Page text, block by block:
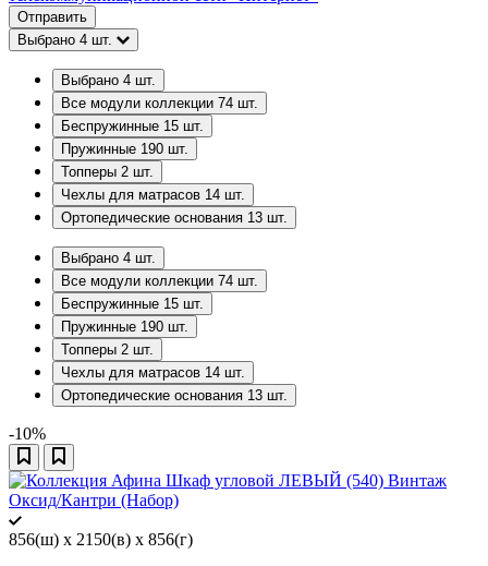
Отправить
Выбрано 4 шт.
Выбрано 4 шт.
Все модули коллекции 74 шт.
Беспружинные 15 шт.
Пружинные 190 шт.
Топперы 2 шт.
Чехлы для матрасов 14 шт.
Ортопедические основания 13 шт.
Выбрано 4 шт.
Все модули коллекции 74 шт.
Беспружинные 15 шт.
Пружинные 190 шт.
Топперы 2 шт.
Чехлы для матрасов 14 шт.
Ортопедические основания 13 шт.
-10%
856(ш) x 2150(в) x 856(г)